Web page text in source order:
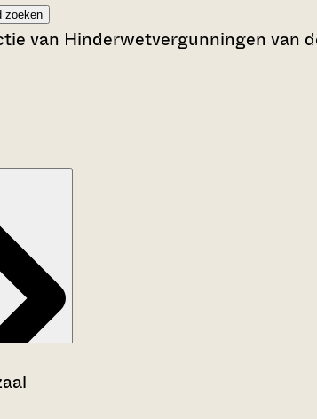
zoeken
van Hinderwetvergunningen van